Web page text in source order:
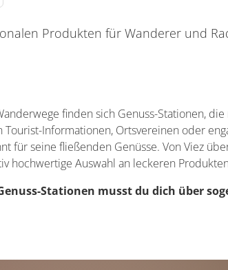
Produkten für Wanderer und
finden sich Genuss-Stationen,
Tourist-Informationen, Ortsvereinen oder
für seine fließenden Genüsse. Von Viez
hochwertige Auswahl an leckeren
Stationen musst du dich über